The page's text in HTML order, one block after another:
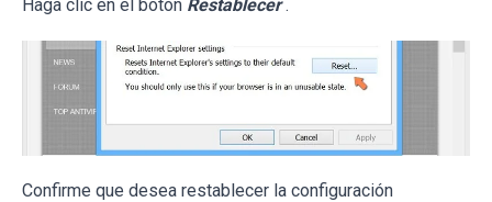
Haga clic en el botón Restablecer .
Confirme que desea restablecer la configuración